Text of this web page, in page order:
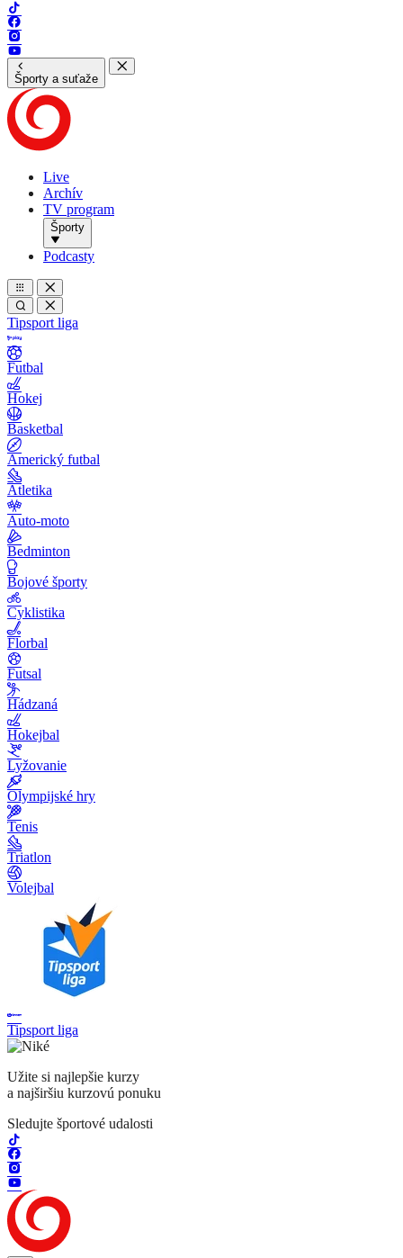
Športy a suťaže
Live
Archív
TV program
Športy
Podcasty
Tipsport liga
Futbal
Hokej
Basketbal
Americký futbal
Atletika
Auto-moto
Bedminton
Bojové športy
Cyklistika
Florbal
Futsal
Hádzaná
Hokejbal
Lyžovanie
Olympijské hry
Tenis
Triatlon
Volejbal
Tipsport liga
Užite si najlepšie kurzy
a najširšiu kurzovú ponuku
Sledujte športové udalosti